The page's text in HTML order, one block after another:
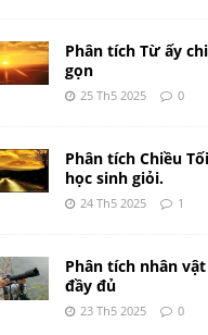
Phân tích Từ ấy
gọn
25 Th5 2025 0
Phân tích Chiều
học sinh giỏi.
24 Th5 2025 1
Phân tích nhân
đầy đủ
23 Th5 2025 0